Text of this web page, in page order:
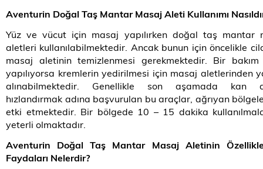
Aventurin Doğal Taş Mantar Masaj Aleti Kullanımı
Yüz ve vücut için masaj yapılırken doğal taş mantar
aletleri kullanılabilmektedir. Ancak bunun için öncelikle
masaj aletinin temizlenmesi gerekmektedir. Bir
yapılıyorsa kremlerin yedirilmesi için masaj aletlerinden
alınabilmektedir. Genellikle son aşamada kan
hızlandırmak adına başvurulan bu araçlar, ağrıyan
etki etmektedir. Bir bölgede 10 – 15 dakika
yeterli olmaktadır.
Aventurin Doğal Taş Mantar Masaj Aletinin
Faydaları Nelerdir?